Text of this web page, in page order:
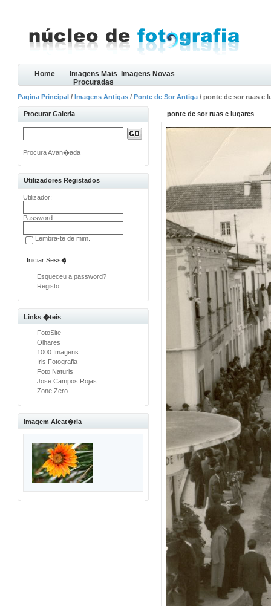
Home
Imagens Mais
Procuradas
Imagens Novas
Pagina Principal /Imagens Antigas /Ponte de Sor Antiga / ponte de sor ruas e
Procurar Galeria
Procura Avan�ada
Utilizadores Registados
Utilizador:
Password:
Lembra-te de mim.
Esqueceu a password?
Registo
Links �teis
FotoSite
Olhares
1000 Imagens
Iris Fotografia
Foto Naturis
Jose Campos Rojas
Zone Zero
Imagem Aleat�ria
ponte de sor ruas e lugares